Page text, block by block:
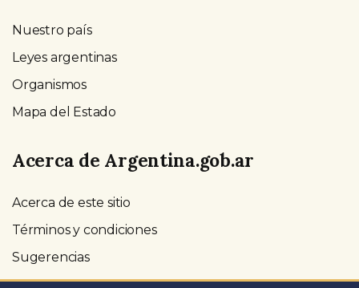
Nuestro país
Leyes argentinas
Organismos
Mapa del Estado
Acerca de Argentina.gob.ar
Acerca de este sitio
Términos y condiciones
Sugerencias